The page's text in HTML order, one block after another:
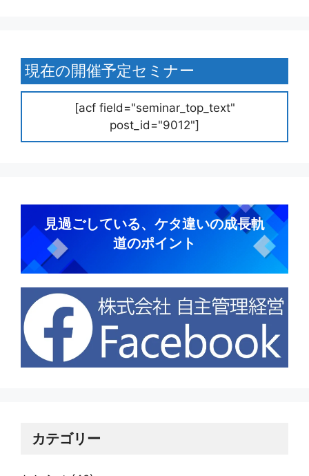
現在の開催予定セミナー
[acf field="seminar_top_text"
post_id="9012"]
見過ごしている、ケタ違いの成長軌
道のポイント
カテゴリー